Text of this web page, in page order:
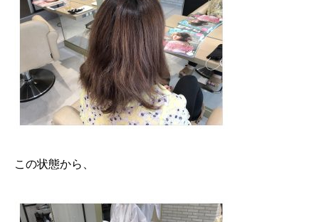
この状態から、